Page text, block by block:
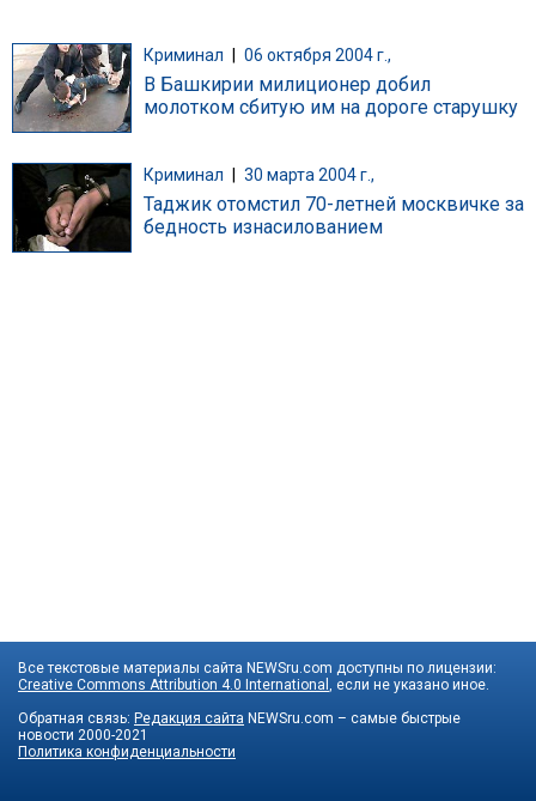
Криминал 06 октября 2004 г.,
В Башкирии милиционер добил
молотком сбитую им на дороге старушку
Криминал 30 марта 2004 г.,
Таджик отомстил 70-летней москвичке за
бедность изнасилованием
Все текстовые материалы сайта NEWSru.com доступны по лицензии:
Creative Commons Attribution 4.0 International , если не указано иное.
Обратная связь: Редакция сайта NEWSru.com – самые быстрые
новости 2000-2021
Политика конфиденциальности